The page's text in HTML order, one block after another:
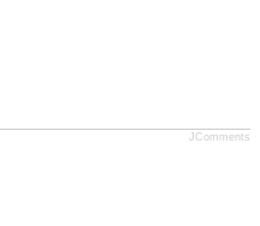
JComments